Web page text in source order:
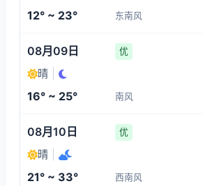
12° ~ 23° 东南风
08月09日 优
晴
16° ~ 25° 南风
08月10日 优
晴
21° ~ 33° 西南风